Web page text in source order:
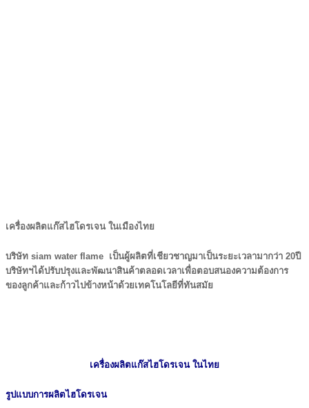
เครื่องผลิตแก๊สไฮโดรเจน ในเมืองไทย
บริษัท siam water flame เป็นผู้ผลิตที่เชียวชาญมาเป็นระยะเวลามากว่า 20ปี
บริษัทฯได้ปรับปรุงและพัฒนาสินค้าตลอดเวลาเพื่อตอบสนองความต้องการ
ของลูกค้าและก้าวไปข้างหน้าด้วยเทคโนโลยีที่ทันสมัย
เครื่องผลิตแก๊สไฮโดรเจน ในไทย
รูปแบบการผลิตไฮโดรเจน